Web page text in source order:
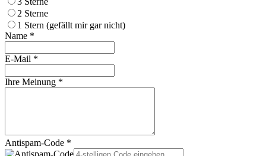
2 Sterne
1 Stern (gefällt mir gar nicht)
Name *
E-Mail *
Ihre Meinung *
Antispam-Code *